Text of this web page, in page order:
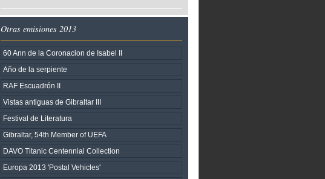
Otras emisiones 2013
60 Ann de la Coronacion de Isabel II
Año de la serpiente
RAF Escuadrón II
Vistas antiguas de Gibraltar III
Festival de Literatura
Gibraltar, 54th Member of UEFA
DAVO Titanic Centennial Collection
Europa 2013 'Postal Vehicles'